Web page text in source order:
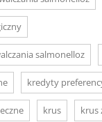
salmonelloz
kredyty
krus krus